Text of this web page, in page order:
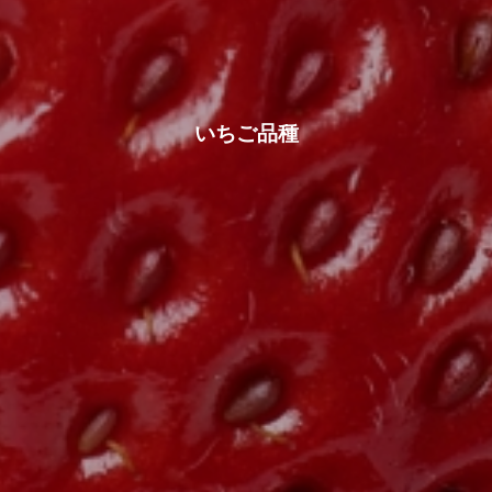
いちご品種